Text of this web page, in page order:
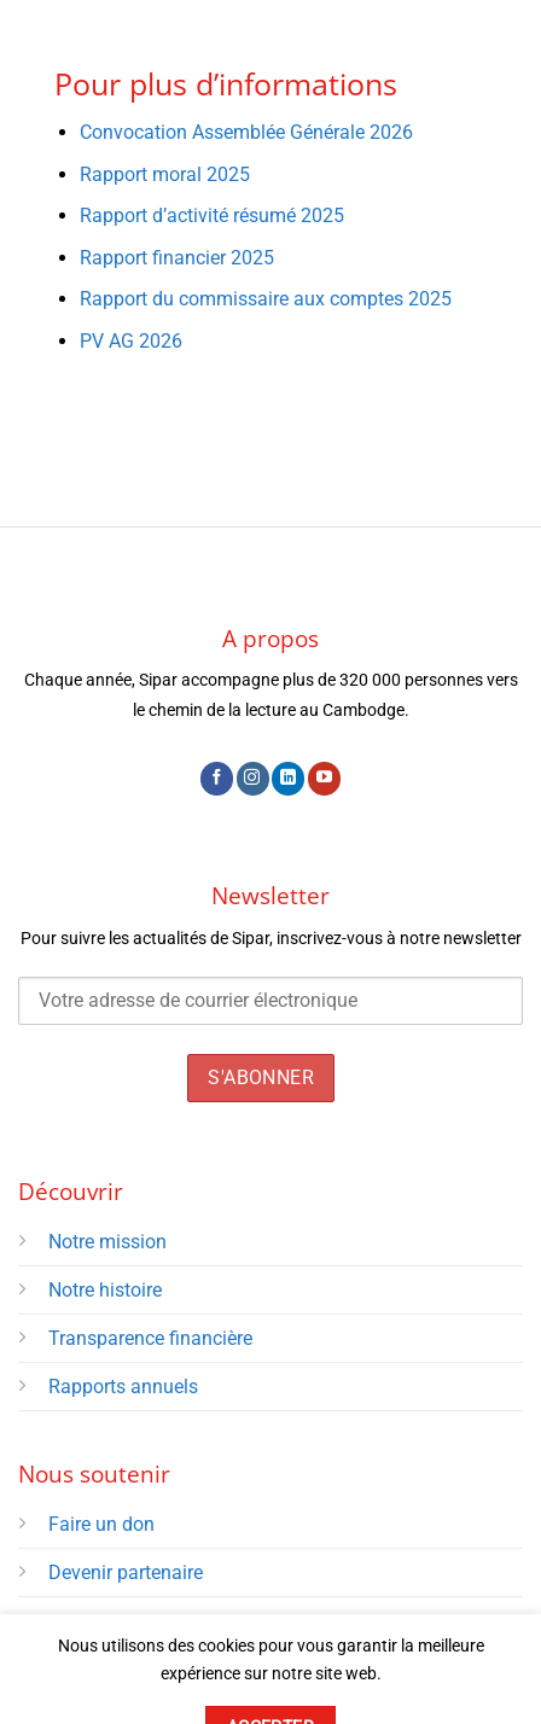
Pour plus d’informations
Convocation Assemblée Générale 2026
Rapport moral 2025
Rapport d’activité résumé 2025
Rapport financier 2025
Rapport du commissaire aux comptes 2025
PV AG 2026
A propos
Chaque année, Sipar accompagne plus de 320 000 personnes vers
le chemin de la lecture au Cambodge.
Découvrir
Notre mission
Notre histoire
Transparence financière
Rapports annuels
Nous soutenir
Faire un don
Devenir partenaire
Newsletter
Pour suivre les actualités de Sipar, inscrivez-vous à notre newsletter
©
Nous utilisons des cookies pour vous garantir la meilleure
expérience sur notre site web.